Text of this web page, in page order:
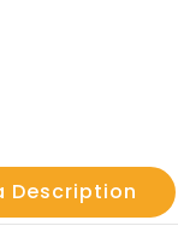
Description